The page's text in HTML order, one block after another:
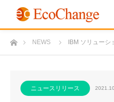
ホームNEWS IBM ソリュー
ニュースリリース